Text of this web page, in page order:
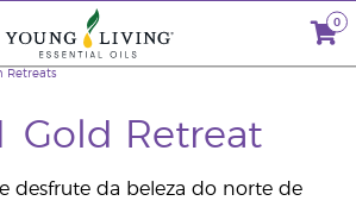
0
Retreats
Gold Retreat
desfrute da beleza do norte de